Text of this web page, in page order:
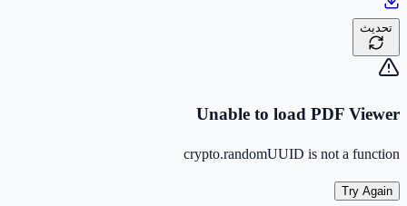
تحديث
Unable to load PDF Viewer
crypto.randomUUID is not a function
Try Again